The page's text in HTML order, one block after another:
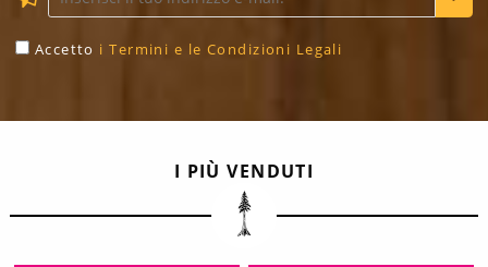
Accetto i Termini e le Condizioni Legali
I PIÙ VENDUTI